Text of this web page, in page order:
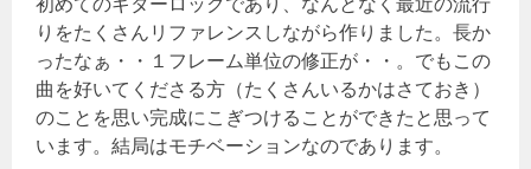
りをたくさんリファレンスしながら作りました。長か
ったなぁ・・１フレーム単位の修正が・・。でもこの
曲を好いてくださる方（たくさんいるかはさておき）
のことを思い完成にこぎつけることができたと思って
います。結局はモチベーションなのであります。